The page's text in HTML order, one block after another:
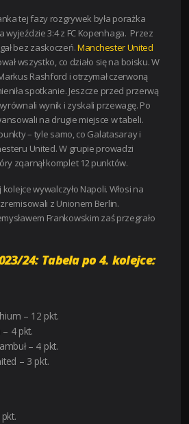
tej fazy rozgrywek była porażka
wyjeździe 3:4 z FC Kopenhaga. Przez
bez zaskoczeń.Manchester United
wszystko, co działo się na boisku. W
Rashford i otrzymał czerwoną
spotkanie. Jeszcze przed przerwą
wynik i zyskali przewagę. Po
na drugie miejsce w tabeli.
– tyle samo, co Galatasaray i
United. W grupie prowadzi
zqarnął komplet 12 punktów.
wywalczyło Napoli. Włosi na
z Unionem Berlin.
Frankowskim zaś przegrało
24: Tabela po 4. kolejce:
– 12 pkt.
– 4 pkt.
– 4 pkt.
– 3 pkt.